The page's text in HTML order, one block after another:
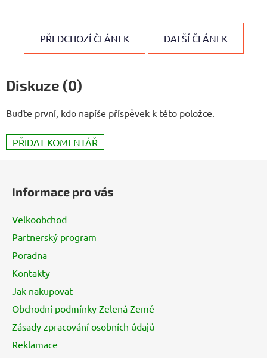
PŘEDCHOZÍ ČLÁNEK DALŠÍ ČLÁNEK
Diskuze (0)
Buďte první, kdo napíše příspěvek k této položce.
PŘIDAT KOMENTÁŘ
Informace pro vás
Velkoobchod
Partnerský program
Poradna
Kontakty
Jak nakupovat
Obchodní podmínky Zelená Země
Zásady zpracování osobních údajů
Reklamace